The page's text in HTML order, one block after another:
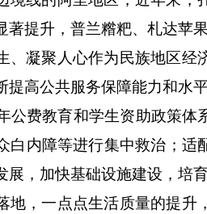
提升，普兰糌粑、札达苹
、凝聚人心作为民族地区
高公共服务保障能力和水
公费教育和学生资助政策
白内障等进行集中救治；
展，加快基础设施建设，
地，一点点生活质量的提升